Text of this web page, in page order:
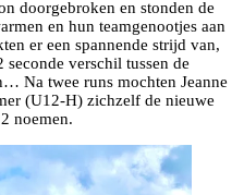
doorgebroken en stonden de
en hun teamgenootjes aan
er een spannende strijd van,
verschil tussen de
Na twee runs mochten Jeanne
(U12-H) zichzelf de nieuwe
noemen.